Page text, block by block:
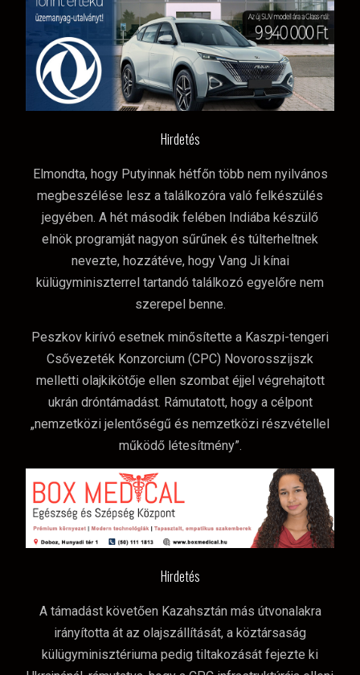
Hirdetés
Elmondta, hogy Putyinnak hétfőn több nem nyilvános
megbeszélése lesz a találkozóra való felkészülés
jegyében. A hét második felében Indiába készülő
elnök programját nagyon sűrűnek és túlterheltnek
nevezte, hozzátéve, hogy Vang Ji kínai
külügyminiszterrel tartandó találkozó egyelőre nem
szerepel benne.
Peszkov kirívó esetnek minősítette a Kaszpi-tengeri
Csővezeték Konzorcium (CPC) Novorosszijszk
melletti olajkikötője ellen szombat éjjel végrehajtott
ukrán dróntámadást. Rámutatott, hogy a célpont
„nemzetközi jelentőségű és nemzetközi részvétellel
működő létesítmény”.
Hirdetés
A támadást követően Kazahsztán más útvonalakra
irányította át az olajszállítását, a köztársaság
külügyminisztériuma pedig tiltakozását fejezte ki